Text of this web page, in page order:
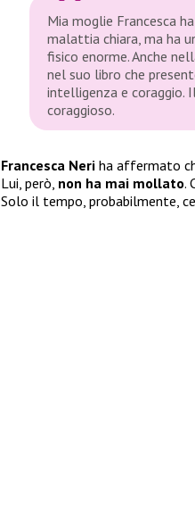
Mia moglie Francesca
malattia chiara, ma ha
fisico enorme. Anche
nel suo libro che
intelligenza e coraggio.
coraggioso.
Francesca Neri ha affermato
Lui, però, non ha mai mollato.
Solo il tempo, probabilmente,